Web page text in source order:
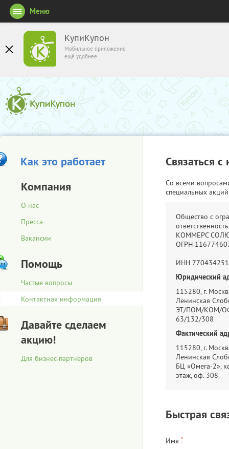
КупиКупон
Мобильное приложение
ещё удобнее
Меню
Как это работает
Компания
О нас
Пресса
Вакансии
Помощь
Частые вопросы
Контактная информация
Давайте сделаем
акцию!
Для бизнес-партнеров
Связаться с
Со всеми
специальных
Общество с
КОММЕРС
ОГРН
ИНН
Юридический
115280, г.
Ленинская
ЭТ/ПОМ/КОМ/
63/132/308
Фактический
115280, г.
Ленинская
БЦ «Омега-2»,
этаж, оф. 308
Быстрая
*
Имя